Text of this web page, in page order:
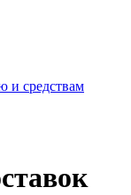
и средствам